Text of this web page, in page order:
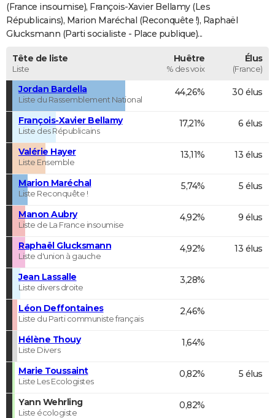
S'inscrire
Se connecter
Lycées
Collèges
Primaires
Universités
Entreprises
Service militaire
Avis de recherche
AVIS DE DÉCÈS
FORUM
Bricolage
Lifestyle
Culture
Sport
Auto
Television
Voyage
Cinema
(France insoumise), François-Xavier Bellamy (Les
Républicains), Marion Maréchal (Reconquête !), Raphaël
Glucksmann (Parti socialiste - Place publique)...
Tête de liste
Liste
Huêtre
% des voix
Élus
(France)
Jordan Bardella
Liste du Rassemblement National
44,26% 30 élus
François-Xavier Bellamy
Liste des Républicains
17,21% 6 élus
Valérie Hayer
Liste Ensemble
13,11% 13 élus
Marion Maréchal
Liste Reconquête !
5,74% 5 élus
Manon Aubry
Liste de La France insoumise
4,92% 9 élus
Raphaël Glucksmann
Liste d'union à gauche
4,92% 13 élus
Jean Lassalle
Liste divers droite
3,28%
Léon Deffontaines
Liste du Parti communiste français
2,46%
Hélène Thouy
Liste Divers
1,64%
Marie Toussaint
Liste Les Ecologistes
0,82% 5 élus
Yann Wehrling
Liste écologiste
0,82%